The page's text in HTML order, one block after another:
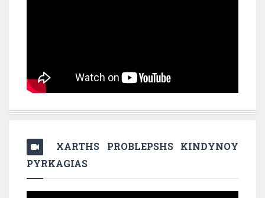
XARTHS PROBLEPSHS KINDYNOY
PYRKAGIAS